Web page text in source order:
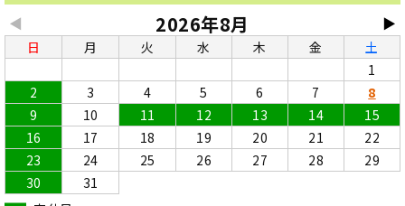
◀ ▶
2026年8月
日 月 火 水 木 金
土
1
2
3 4 5 6 7
8
9
10 11 12 13 14
15
16
17 18 19 20 21
22
23
24 25 26 27 28
29
30
31